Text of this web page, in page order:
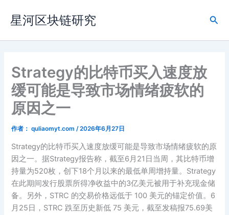
容
星河区块链研究
搜
Strategy的比特币买入速度放
缓可能是导致市场情绪疲软的
原因之一
作者： quliaomyt.com /2026年6月27日
Strategy的比特币买入速度放缓可能是导致市场情绪疲软的原
因之一。据Strategy报告称，截至6月21日当周，其比特币增
持量为520枚，创下18个月以来的最低单周增持量。Strategy
在此期间发行股票所得净收益中的3亿美元被用于补充现金储
备。另外，STRC 的交易价格远低于 100 美元的锚定价值。6
月25日，STRC 跌至历史新低 75 美元，截至发稿报75.69美